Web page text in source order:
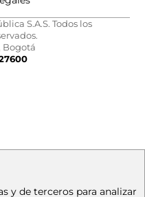
S.A.S. Todos los
Bogotá
y de terceros para analizar